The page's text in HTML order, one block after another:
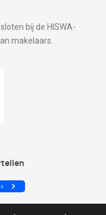
bij de HISWA-
makelaars.